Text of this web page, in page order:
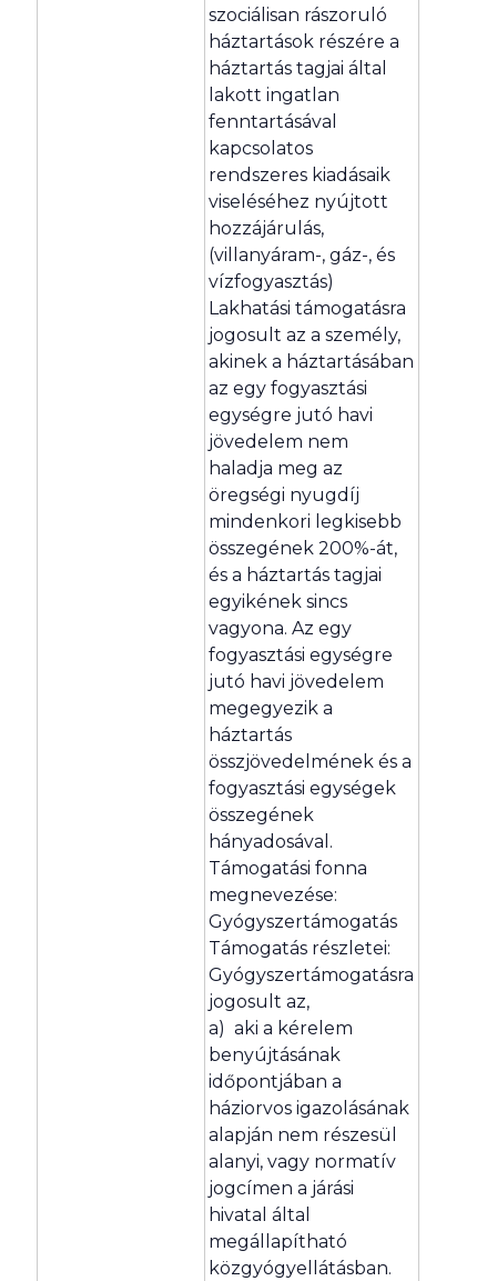
szociálisan rászoruló
háztartások részére a
háztartás tagjai által
lakott ingatlan
fenntartásával
kapcsolatos
rendszeres kiadásaik
viseléséhez nyújtott
hozzájárulás,
(villanyáram-, gáz-, és
vízfogyasztás)
Lakhatási támogatásra
jogosult az a személy,
akinek a háztartásában
az egy fogyasztási
egységre jutó havi
jövedelem nem
haladja meg az
öregségi nyugdíj
mindenkori legkisebb
összegének 200%-át,
és a háztartás tagjai
egyikének sincs
vagyona. Az egy
fogyasztási egységre
jutó havi jövedelem
megegyezik a
háztartás
összjövedelmének és a
fogyasztási egységek
összegének
hányadosával.
Támogatási fonna
megnevezése:
Gyógyszertámogatás
Támogatás részletei:
Gyógyszertámogatásra
jogosult az,
a) aki a kérelem
benyújtásának
időpontjában a
háziorvos igazolásának
alapján nem részesül
alanyi, vagy normatív
jogcímen a járási
hivatal által
megállapítható
közgyógyellátásban.